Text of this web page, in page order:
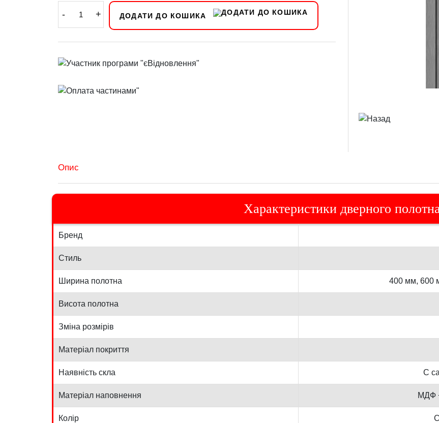
- + ДОДАТИ ДО КОШИКА
Опис
Характеристики дверного
Бренд
Стиль
Ширина полотна 400 мм, 600
Висота полотна
Зміна розмірів
Матеріал покриття
Наявність скла С
Матеріал наповнення МДФ
Колір